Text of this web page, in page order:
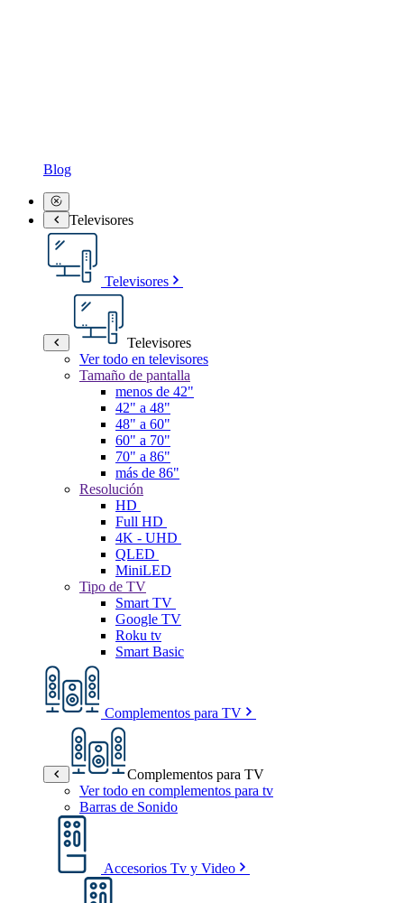
Blog
Televisores
Televisores
Televisores
Ver todo en televisores
Tamaño de pantalla
menos de 42"
42" a 48"
48" a 60"
60" a 70"
70" a 86"
más de 86"
Resolución
HD
Full HD
4K - UHD
QLED
MiniLED
Tipo de TV
Smart TV
Google TV
Roku tv
Smart Basic
Complementos para TV
Complementos para TV
Ver todo en complementos para tv
Barras de Sonido
Accesorios Tv y Video